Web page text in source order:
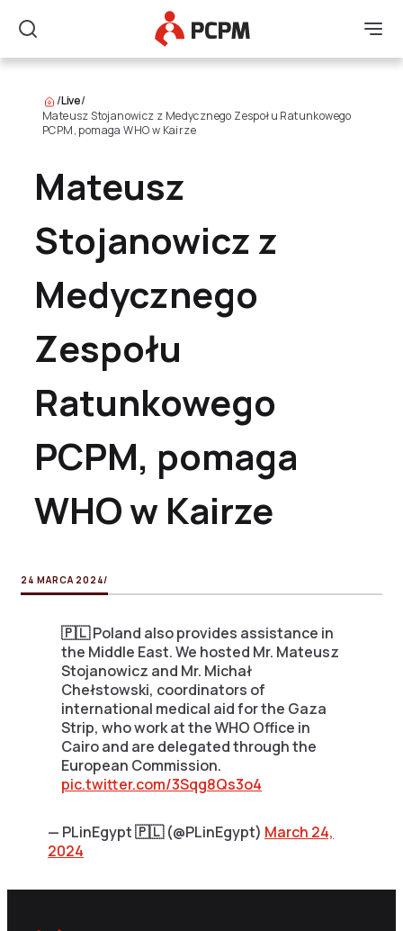
Szukaj
Główne Logo
/Live/
Mateusz Stojanowicz z Medycznego Zespołu Ratunkowego
PCPM, pomaga WHO w Kairze
Mateusz
Stojanowicz z
Medycznego
Zespołu
Ratunkowego
PCPM, pomaga
WHO w Kairze
24 MARCA 2024/
🇵🇱 Poland also provides assistance in
the Middle East. We hosted Mr. Mateusz
Stojanowicz and Mr. Michał
Chełstowski, coordinators of
international medical aid for the Gaza
Strip, who work at the WHO Office in
Cairo and are delegated through the
European Commission.
pic.twitter.com/3Sqg8Qs3o4
— PLinEgypt 🇵🇱 (@PLinEgypt) March 24,
2024